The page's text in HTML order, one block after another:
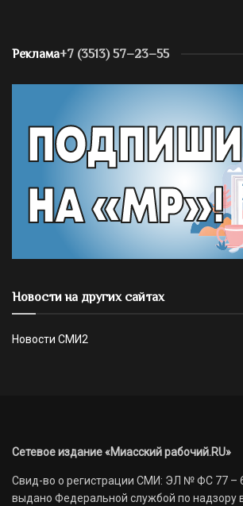
Реклама+7 (3513) 57–23–55
Новости на других сайтах
Новости СМИ2
Сетевое издание «Миасский рабочий.RU»
Свид-во о регистрации СМИ: ЭЛ № ФС 77 –
выдано Федеральной службой по надзору